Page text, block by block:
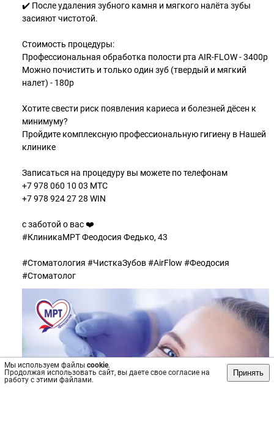
Мы используем файлы cookie.
Продолжая использовать сайт, вы даете свое согласие на
работу с этими файлами.
Принять
✔️ После удаления зубного камня и мягкого налёта зубы
засияют чистотой.
Стоимость процедуры:
Профессиональная обработка полости рта AIR-FLOW - 3400р
Можно почистить и только один зуб (твердый и мягкий
налет) - 180р
Хотите свести риск появления кариеса и болезней дёсен к
минимуму?
Пройдите комплексную профессиональную гигиену в Нашей
клинике
Записаться на процедуру вы можете по телефонам
+7 978 060 10 03 МТС
+7 978 924 27 28 WIN
с заботой о вас ❤️
#КлиникаМРТ Феодосия Федько, 43
#Стоматология #ЧисткаЗубов #AirFlow #Феодосия
#Стоматолог